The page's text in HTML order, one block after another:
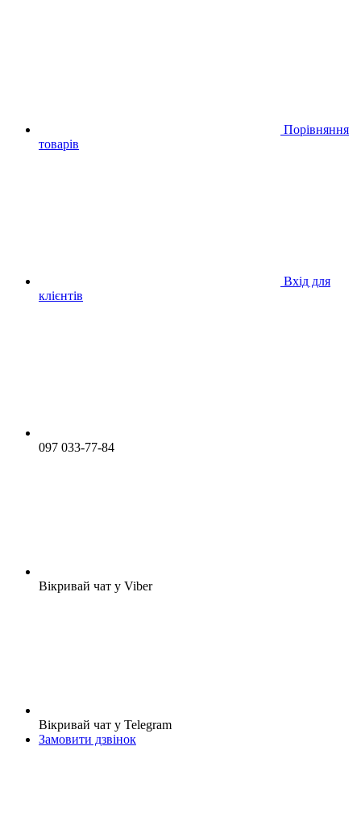
Порівняння
товарів
Вхід для
клієнтів
097 033-77-84
Вікривай чат у Viber
Вікривай чат у Telegram
Замовити дзвінок